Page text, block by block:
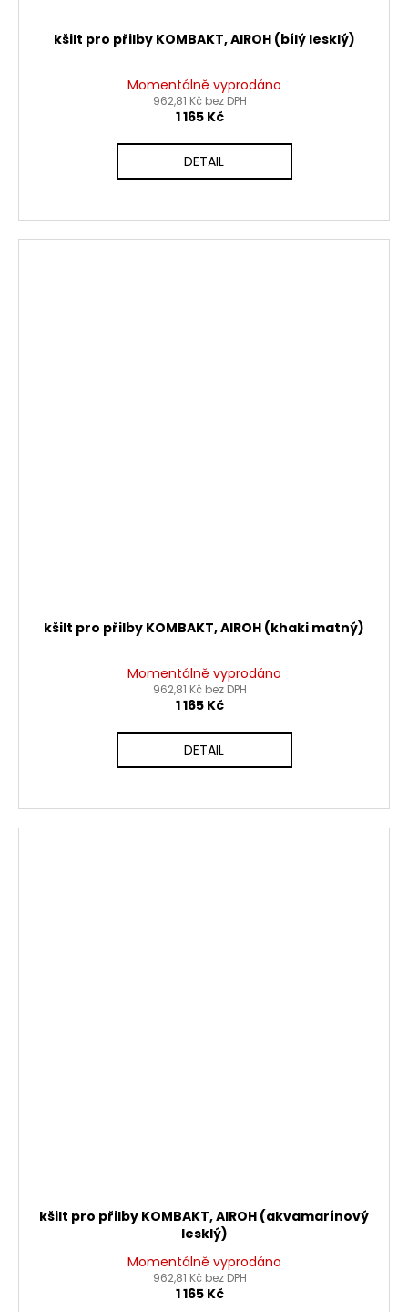
kšilt pro přilby KOMBAKT, AIROH (bílý lesklý)
Momentálně vyprodáno
962,81 Kč bez DPH
1 165 Kč
DETAIL
kšilt pro přilby KOMBAKT, AIROH (khaki matný)
Momentálně vyprodáno
962,81 Kč bez DPH
1 165 Kč
DETAIL
kšilt pro přilby KOMBAKT, AIROH (akvamarínový
lesklý)
Momentálně vyprodáno
962,81 Kč bez DPH
1 165 Kč